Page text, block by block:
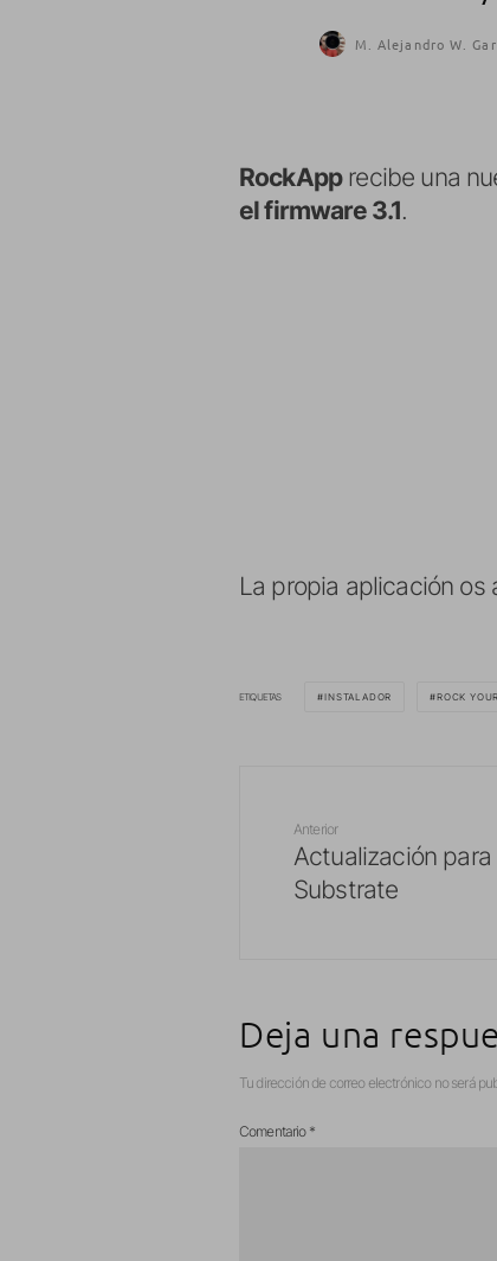
M. Alejandro W.
RockApprecibe una
el firmware 3.1.
La propia aplicación os
ETIQUETAS INSTALADOR ROCK
Anterior
Actualización
Substrate
Deja una
Tu dirección de correo electrónico no será
Comentario *